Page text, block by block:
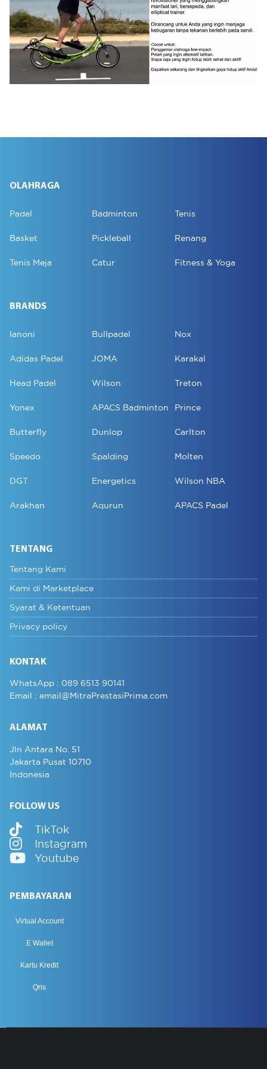
OLAHRAGA
Padel Badminton Tenis
Basket Pickleball Renang
Tenis Meja Catur Fitness & Yoga
BRANDS
Ianoni Bullpadel Nox
Adidas Padel JOMA Karakal
Head Padel Wilson Treton
Yonex APACS Badminton Prince
Butterfly Dunlop Carlton
Speedo Spalding Molten
DGT Energetics Wilson NBA
Arakhan Aqurun APACS Padel
TENTANG
Tentang Kami
Kami di Marketplace
Syarat & Ketentuan
Privacy policy
KONTAK
WhatsApp : 089 6513 90141
Email : email@MitraPrestasiPrima.com
ALAMAT
Jln Antara No. 51
Jakarta Pusat 10710
Indonesia
FOLLOW US
TikTok
Instagram
Youtube
PEMBAYARAN
Virtual Account
E Wallet
Kartu Kredit
Qris